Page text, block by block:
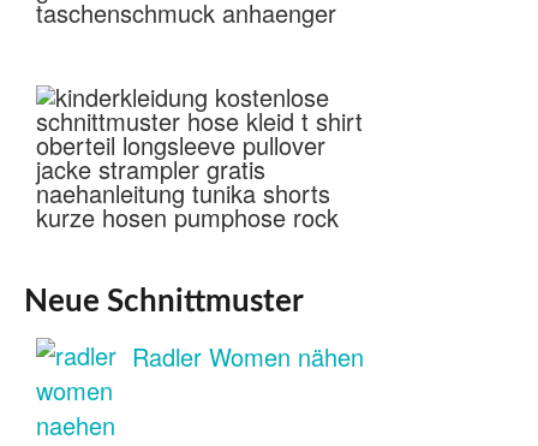
Neue Schnittmuster
Radler Women nähen